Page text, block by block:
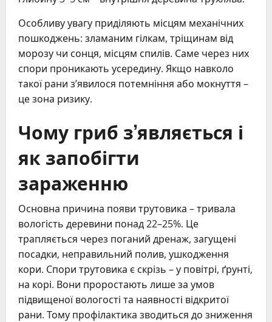
Особливу увагу приділяють місцям механічних
пошкоджень: зламаним гілкам, тріщинам від
морозу чи сонця, місцям спилів. Саме через них
спори проникають усередину. Якщо навколо
такої рани з’явилося потемніння або мокнуття –
це зона ризику.
Чому гриб з’являється і
як запобігти
зараженню
Основна причина появи трутовика – тривала
вологість деревини понад 22–25%. Це
трапляється через поганий дренаж, загущені
посадки, неправильний полив, ушкодження
кори. Спори трутовика є скрізь – у повітрі, ґрунті,
на корі. Вони проростають лише за умов
підвищеної вологості та наявності відкритої
рани. Тому профілактика зводиться до зниження